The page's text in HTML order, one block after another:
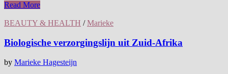
Read More
BEAUTY & HEALTH /Marieke
Biologische verzorgingslijn uit Zuid-Afrika
by Marieke Hagesteijn